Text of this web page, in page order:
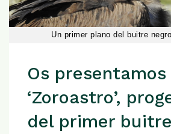
Un primer plano del buitre
Os presentamos
‘Zoroastro’,
del primer